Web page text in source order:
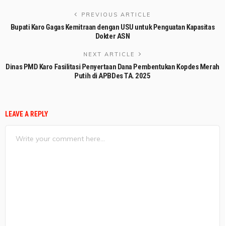
PREVIOUS ARTICLE
Bupati Karo Gagas Kemitraan dengan USU untuk Penguatan Kapasitas
Dokter ASN
NEXT ARTICLE
Dinas PMD Karo Fasilitasi Penyertaan Dana Pembentukan Kopdes Merah
Putih di APBDes TA. 2025
LEAVE A REPLY